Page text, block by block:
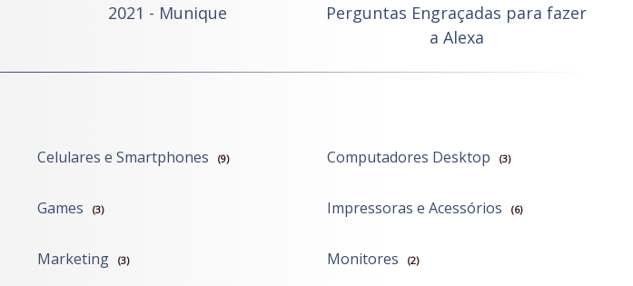
2021 - Munique
Perguntas Engraçadas para fazer
a Alexa
Celulares e Smartphones (9) Computadores Desktop (3)
Games (3) Impressoras e Acessórios (6)
Marketing (3) Monitores (2)